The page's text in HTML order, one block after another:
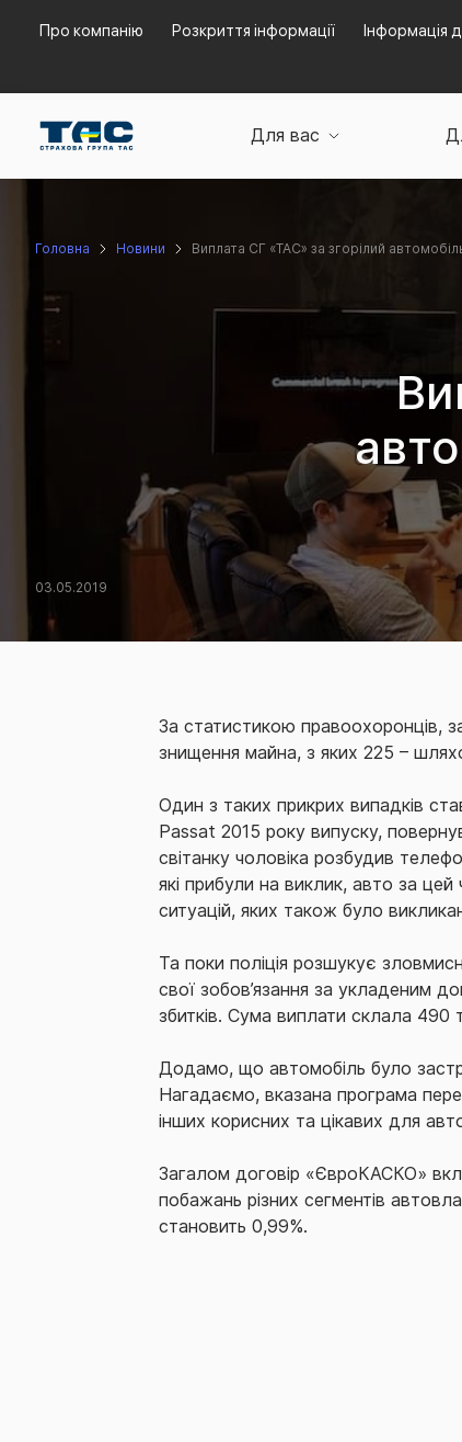
Про компанію Розкриття інформації Інформація
Для вас
Головна Новини Виплата СГ «ТАС» за згорілий
03.05.2019
За статистикою правоохоронців,
знищення майна, з яких 225 –
Один з таких прикрих випадків
Passat 2015 року випуску,
світанку чоловіка розбудив
які прибули на виклик, авто за
ситуацій, яких також було
Та поки поліція розшукує
свої зобов’язання за укладеним
збитків. Сума виплати склала 490
Додамо, що автомобіль було
Нагадаємо, вказана програма
інших корисних та цікавих для
Загалом договір «ЄвроКАСКО»
побажань різних сегментів
становить 0,99%.